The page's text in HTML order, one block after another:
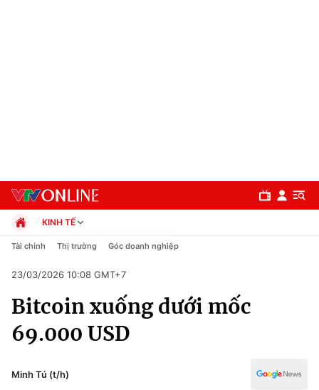
Chuyên mục
Chính trị
KINH TẾ
Chính trị
Pháp luật
Kinh tế
Thể thao
Truyền hình
Y tế
Tài chính Thị trường Góc doanh nghiệp
23/03/2026 10:08 GMT+7
Bitcoin xuống dưới mốc
69.000 USD
Minh Tú (t/h)